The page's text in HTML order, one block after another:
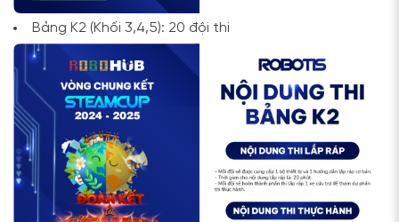
Bảng K2 (Khối 3,4,5): 20 đội thi